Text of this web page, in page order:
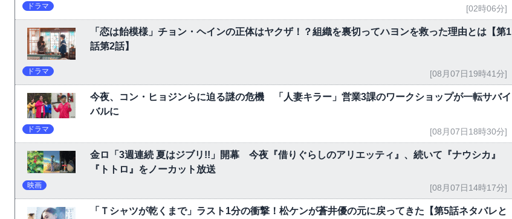
ドラマ [02時06分]
「恋は飴模様」チョン・ヘインの正体はヤクザ！？組織を裏切ってハヨンを救った理由とは【第1
話第2話】
ドラマ [08月07日19時41分]
今夜、コン・ヒョジンらに迫る謎の危機 「人妻キラー」営業3課のワークショップが一転サバイ
バルに
ドラマ [08月07日18時30分]
金ロ「3週連続 夏はジブリ!!」開幕 今夜『借りぐらしのアリエッティ』、続いて『ナウシカ』
『トトロ』をノーカット放送
映画 [08月07日14時17分]
「Ｔシャツが乾くまで」ラスト1分の衝撃！松ケンが蒼井優の元に戻ってきた【第5話ネタバレと